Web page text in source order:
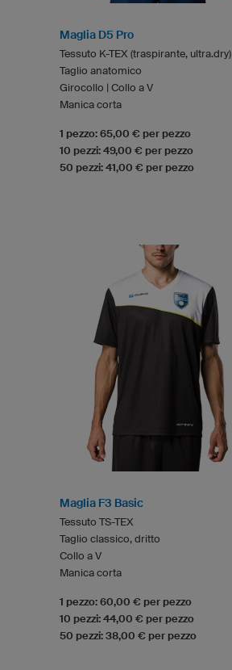
Maglia D5 Pro
Tessuto K-TEX (traspirante, ultra.dry)
Taglio anatomico
Girocollo | Collo a V
Manica corta
1 pezzo: 65,00 € per pezzo
10 pezzi: 49,00 € per pezzo
50 pezzi: 41,00 € per pezzo
Maglia F3 Basic
Tessuto TS-TEX
Taglio classico, dritto
Collo a V
Manica corta
1 pezzo: 60,00 € per pezzo
10 pezzi: 44,00 € per pezzo
50 pezzi: 38,00 € per pezzo